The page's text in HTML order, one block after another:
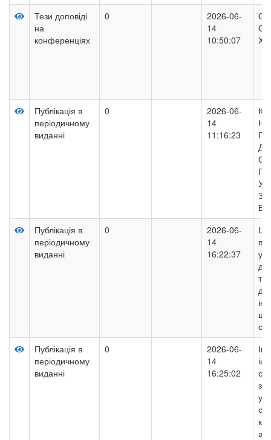
Тези доповіді
на
конференціях
0
2026-06-
14
10:50:07
Публікація в
періодичному
виданні
0
2026-06-
14
11:16:23
У
Публікація в
періодичному
виданні
0
2026-06-
14
16:22:37
Публікація в
періодичному
виданні
0
2026-06-
14
16:25:02